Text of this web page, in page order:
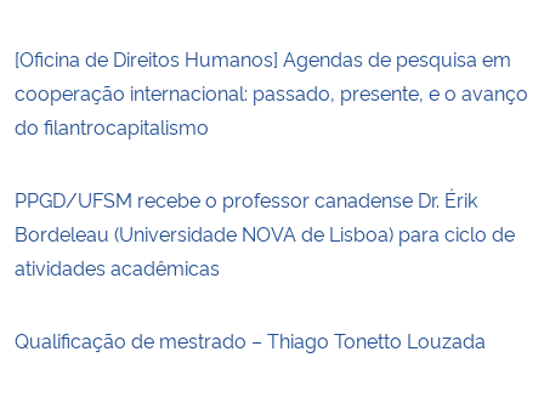
[Oficina de Direitos Humanos] Agendas de pesquisa em
cooperação internacional: passado, presente, e o avanço
do filantrocapitalismo
PPGD/UFSM recebe o professor canadense Dr. Érik
Bordeleau (Universidade NOVA de Lisboa) para ciclo de
atividades acadêmicas
Qualificação de mestrado – Thiago Tonetto Louzada